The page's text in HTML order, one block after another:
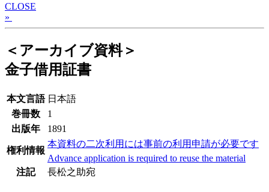
CLOSE
»
＜アーカイブ資料＞
金子借用証書
本文言語 日本語
巻冊数
1
出版年
1891
権利情報
本資料の二次利用には事前の利用申請が必要です
Advance application is required to reuse the material
注記
長松之助宛